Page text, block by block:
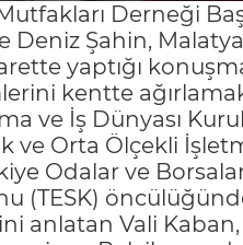
Derneği
Deniz Şahin,
yaptığı
kentte
ve İş Dünyası
ve Orta Ölçekli
Odalar ve
(TESK)
anlatan Vali